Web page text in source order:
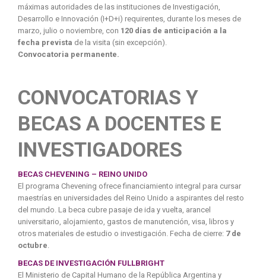
máximas autoridades de las instituciones de Investigación,
Desarrollo e Innovación (I+D+i) requirentes, durante los meses de
marzo, julio o noviembre, con 120 días de anticipación a la
fecha prevista de la visita (sin excepción).
Convocatoria permanente.
CONVOCATORIAS Y
BECAS A DOCENTES E
INVESTIGADORES
BECAS CHEVENING – REINO UNIDO
El programa Chevening ofrece financiamiento integral para cursar
maestrías en universidades del Reino Unido a aspirantes del resto
del mundo. La beca cubre pasaje de ida y vuelta, arancel
universitario, alojamiento, gastos de manutención, visa, libros y
otros materiales de estudio o investigación. Fecha de cierre: 7 de
octubre.
BECAS DE INVESTIGACIÓN FULLBRIGHT
El Ministerio de Capital Humano de la República Argentina y